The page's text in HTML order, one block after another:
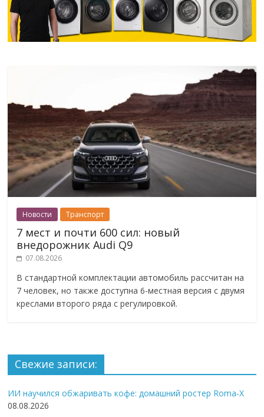
Новости Транспорт
7 мест и почти 600 сил: новый
внедорожник Audi Q9
07.08.2026
В стандартной комплектации автомобиль рассчитан на
7 человек, но также доступна 6-местная версия с двумя
креслами второго ряда с регулировкой.
Свежие записи:
ИИ научился обжаривать кофе: домашний ростер Roma-X
08.08.2026